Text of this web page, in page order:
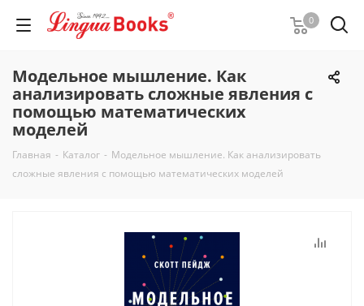
0
Модельное мышление. Как
анализировать сложные явления с
помощью математических
моделей
Главная - Каталог - Модельное мышление. Как анализировать
сложные явления с помощью математических моделей